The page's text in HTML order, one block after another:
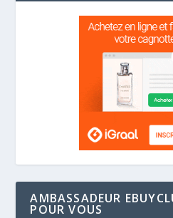
AMBASSADEUR
POUR VOUS